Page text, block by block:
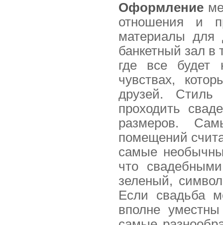
Оформление
отношения и
материалы для
банкетный зал в
где все будет
чувствах,
друзей. Стиль
проходить
размеров.
помещений
самые
что
зеленый,
Если свадьба
вполне